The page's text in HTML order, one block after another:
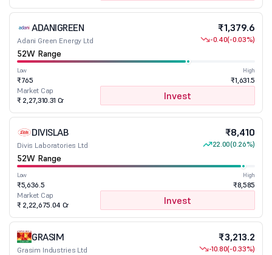
ADANIGREEN
Adani Green Energy Ltd
₹1,379.6
-0.40(-0.03%)
52W Range
Low
₹765
High
₹1,631.5
Market Cap
₹ 2,27,310.31 Cr
Invest
DIVISLAB
Divis Laboratories Ltd
₹8,410
22.00(0.26%)
52W Range
Low
₹5,636.5
High
₹8,585
Market Cap
₹ 2,22,675.04 Cr
Invest
GRASIM
Grasim Industries Ltd
₹3,213.2
-10.80(-0.33%)